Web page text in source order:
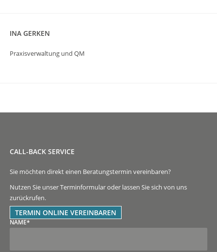
INA GERKEN
Praxisverwaltung und QM
CALL-BACK SERVICE
Sie möchten direkt einen Beratungstermin vereinbaren?
Nutzen Sie unser Terminformular oder lassen Sie sich von uns
zurückrufen.
TERMIN ONLINE VEREINBAREN
NAME*